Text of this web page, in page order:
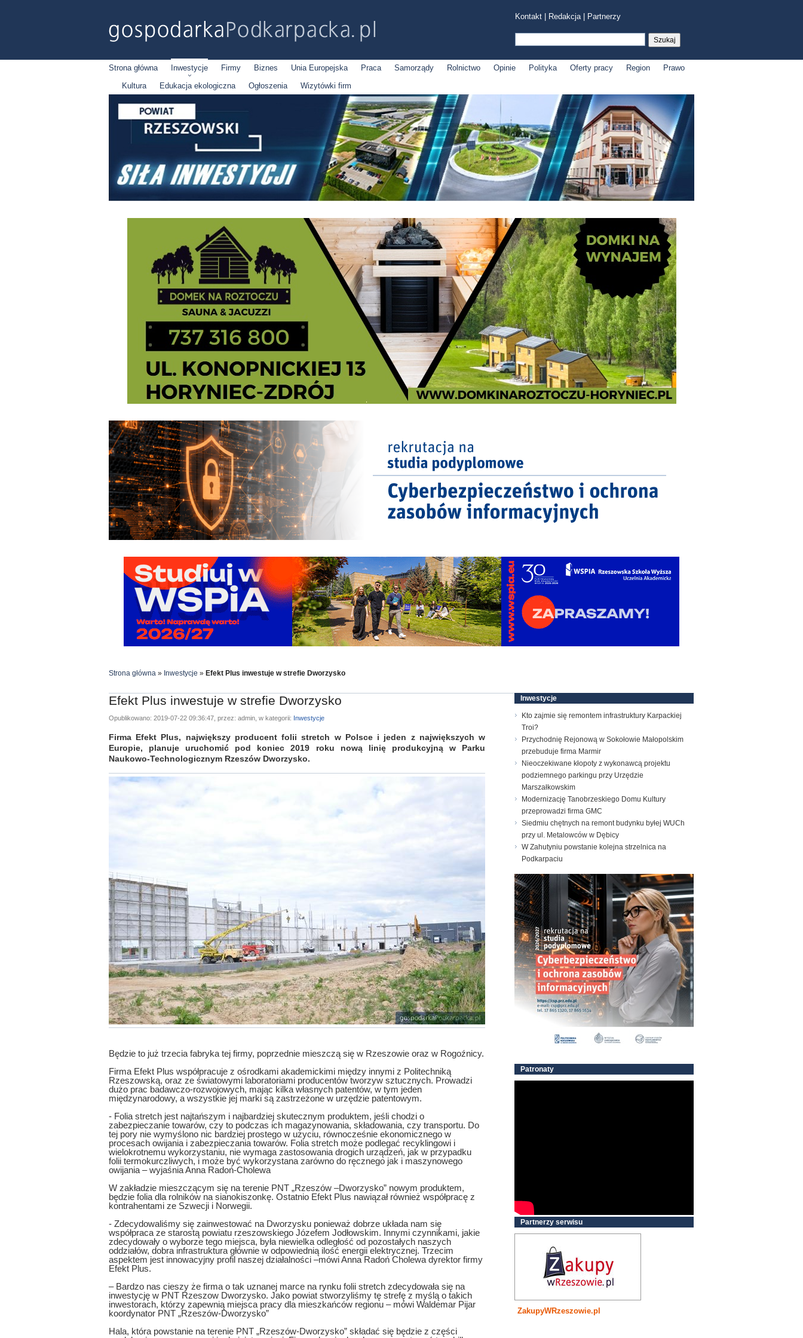
Kontakt Redakcja| Partnerzy
Strona główna Inwestycje Firmy Biznes Unia Europejska Praca Samorządy Rolnictwo Opinie Polityka Oferty pracy Region
Prawo
Kultura
Edukacja ekologiczna Ogłoszenia Wizytówki firm
Strona główna » Inwestycje » Efekt Plus inwestuje w strefie Dworzysko
Efekt Plus inwestuje w strefie Dworzysko
Opublikowano: 2019-07-22 09:36:47, przez: admin, w kategorii: Inwestycje
Firma Efekt Plus, największy producent folii stretch w Polsce i jeden z największych w
Europie, planuje uruchomić pod koniec 2019 roku nową linię produkcyjną w Parku
Naukowo-Technologicznym Rzeszów Dworzysko.
Będzie to już trzecia fabryka tej firmy, poprzednie mieszczą się w Rzeszowie oraz w Rogoźnicy.
Firma Efekt Plus współpracuje z ośrodkami akademickimi między innymi z Politechniką
Rzeszowską, oraz ze światowymi laboratoriami producentów tworzyw sztucznych. Prowadzi
dużo prac badawczo-rozwojowych, mając kilka własnych patentów, w tym jeden
międzynarodowy, a wszystkie jej marki są zastrzeżone w urzędzie patentowym.
- Folia stretch jest najtańszym i najbardziej skutecznym produktem, jeśli chodzi o
zabezpieczanie towarów, czy to podczas ich magazynowania, składowania, czy transportu. Do
tej pory nie wymyślono nic bardziej prostego w użyciu, równocześnie ekonomicznego w
procesach owijania i zabezpieczania towarów. Folia stretch może podlegać recyklingowi i
wielokrotnemu wykorzystaniu, nie wymaga zastosowania drogich urządzeń, jak w przypadku
folii termokurczliwych, i może być wykorzystana zarówno do ręcznego jak i maszynowego
owijania – wyjaśnia Anna Radoń-Cholewa
W zakładzie mieszczącym się na terenie PNT „Rzeszów –Dworzysko” nowym produktem,
będzie folia dla rolników na sianokiszonkę. Ostatnio Efekt Plus nawiązał również współpracę z
kontrahentami ze Szwecji i Norwegii.
- Zdecydowaliśmy się zainwestować na Dworzysku ponieważ dobrze układa nam się
współpraca ze starostą powiatu rzeszowskiego Józefem Jodłowskim. Innymi czynnikami, jakie
zdecydowały o wyborze tego miejsca, była niewielka odległość od pozostałych naszych
oddziałów, dobra infrastruktura głównie w odpowiednią ilość energii elektrycznej. Trzecim
aspektem jest innowacyjny profil naszej działalności –mówi Anna Radoń Cholewa dyrektor firmy
Efekt Plus.
– Bardzo nas cieszy że firma o tak uznanej marce na rynku folii stretch zdecydowała się na
inwestycję w PNT Rzeszow Dworzysko. Jako powiat stworzyliśmy tę strefę z myślą o takich
inwestorach, którzy zapewnią miejsca pracy dla mieszkańców regionu – mówi Waldemar Pijar
koordynator PNT „Rzeszów-Dworzysko”
Hala, która powstanie na terenie PNT „Rzeszów-Dworzysko” składać się będzie z części
Inwestycje
Kto zajmie się remontem infrastruktury Karpackiej
Troi?
Przychodnię Rejonową w Sokołowie Małopolskim
przebuduje firma Marmir
Nieoczekiwane kłopoty z wykonawcą projektu
podziemnego parkingu przy Urzędzie
Marszałkowskim
Modernizację Tanobrzeskiego Domu Kultury
przeprowadzi firma GMC
Siedmiu chętnych na remont budynku byłej WUCh
przy ul. Metalowców w Dębicy
W Zahutyniu powstanie kolejna strzelnica na
Podkarpaciu
Patronaty
Partnerzy serwisu
ZakupyWRzeszowie.pl